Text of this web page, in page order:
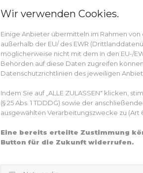
ist er
Unser
sauer
auf
ist
wenn
Doch
seit
und
Wir verwenden Cookies.
Einige Anbieter übermitteln im Rahmen
außerhalb der EU/ des EWR
möglicherweise nicht mit dem in den EU-/
Behörden auf diese Daten zugreifen
Datenschutzrichtlinien des jeweiligen
Indem Sie auf „ALLE ZULASSEN" klicken,
(§ 25 Abs. 1 TDDDG) sowie der
ausgewählten Verarbeitungszwecke zu (Art 6
Eine bereits erteilte Zustimmung
Button für die Zukunft widerrufen.